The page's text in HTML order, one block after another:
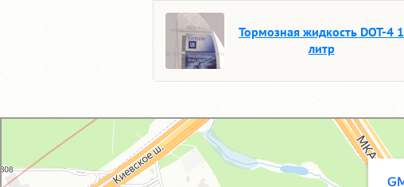
Тормозная жидкость DOT-4 1
литр
GM-City&VAG-Repair
Автосервис, автотехцентр в Москве
Магазин автозапчастей и автотоваров в Москве